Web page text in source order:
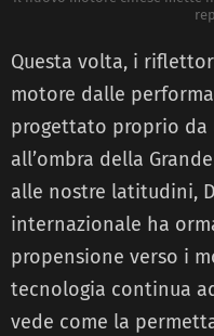
Questa volta, i
motore dalle
progettato proprio da
all’ombra della
alle nostre latitudini,
internazionale ha
propensione verso i
tecnologia continua
vede come la